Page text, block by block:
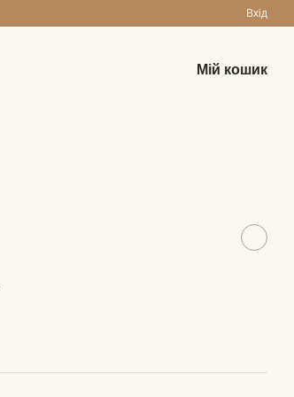
Вхід
Мій кошик